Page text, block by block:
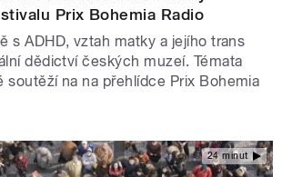
Prix Bohemia Radio
s ADHD, vztah matky a jejího trans
dědictví českých muzeí. Témata
soutěží na na přehlídce Prix Bohemia
24 minut